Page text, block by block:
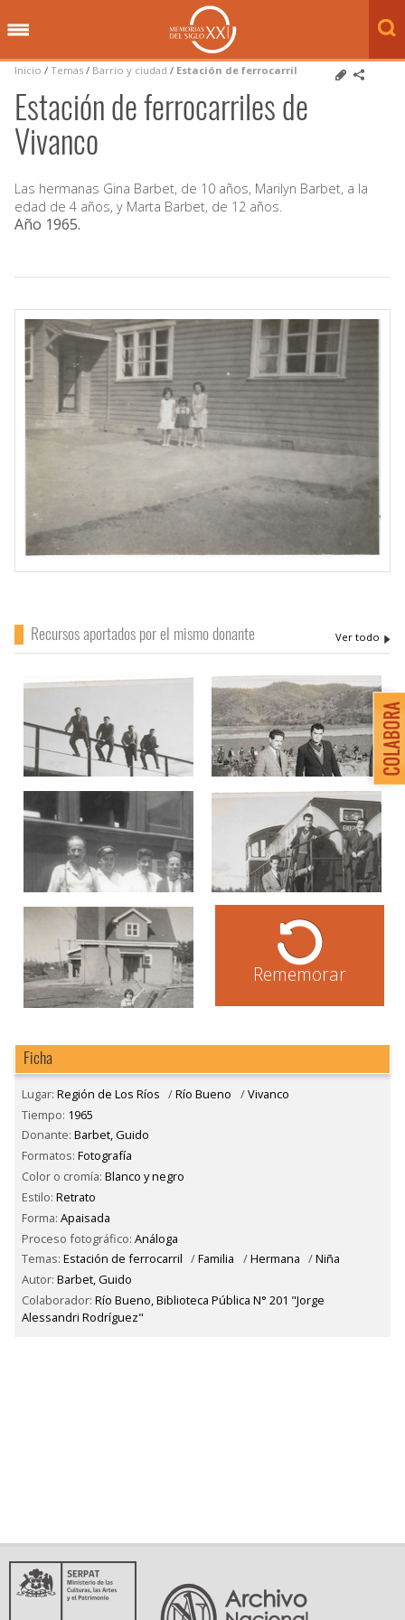
Inicio / Temas / Barrio y ciudad / Estación de ferrocarril
Estación de ferrocarriles de
Vivanco
Las hermanas Gina Barbet, de 10 años, Marilyn Barbet, a la
edad de 4 años, y Marta Barbet, de 12 años.
Año 1965.
Recursos aportados por el mismo donante
Rememorar
Ficha
Lugar: Región de Los Ríos /Río Bueno /Vivanco
Tiempo: 1965
Donante: Barbet, Guido
Formatos: Fotografía
Color o cromía: Blanco y negro
Estilo: Retrato
Forma: Apaisada
Proceso fotográfico: Análoga
Temas: Estación de ferrocarril /Familia /Hermana /Niña
Autor: Barbet, Guido
Colaborador: Río Bueno, Biblioteca Pública N° 201 "Jorge
Alessandri Rodríguez"